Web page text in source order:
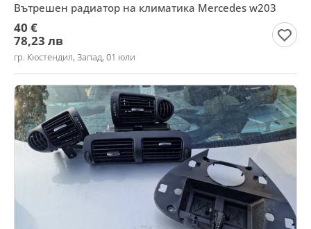
Вътрешен радиатор на климатика Mercedes w203
40 €
78,23 лв
гр. Кюстендил, Запад, 01 юли